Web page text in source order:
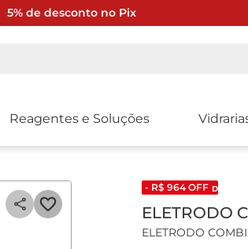
5% de desconto no Pix
Reagentes e Soluções
- R$ 964OFF
ELETRODO
ELETRODO